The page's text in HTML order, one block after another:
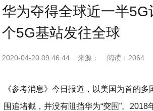
华为夺得全球近一半5G
个5G基站发往全球
2020-04-20 09:46:44 来源：
阅读：2064
《参考消息》今日报道，以美国为首的
围追堵截，并没有阻挡华为“突围”。2018